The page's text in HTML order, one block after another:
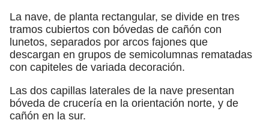
La nave, de planta rectangular, se divide en tres
tramos cubiertos con bóvedas de cañón con
lunetos, separados por arcos fajones que
descargan en grupos de semicolumnas rematadas
con capiteles de variada decoración.
Las dos capillas laterales de la nave presentan
bóveda de crucería en la orientación norte, y de
cañón en la sur.